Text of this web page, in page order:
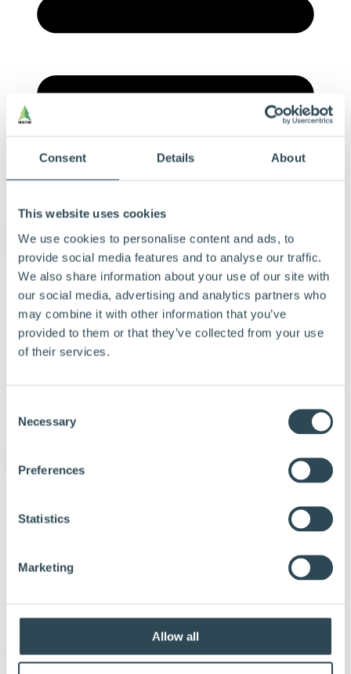
Consent Details About
This website uses cookies
We use cookies to personalise content and ads, to
provide social media features and to analyse our traffic.
We also share information about your use of our site with
our social media, advertising and analytics partners who
may combine it with other information that you’ve
provided to them or that they’ve collected from your use
of their services.
Selection
Necessary
Preferences
Statistics
Marketing
Allow all
Meny
Våre produkter
Våre byggløsninger
Ofte stilte spørsmål
Dokumentasjon
Bærekraft
Beregningsverktøy
Referanser
Om Hunton
Thomas Vaarlund